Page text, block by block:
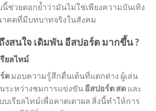
ช่วยตอกย้ำว่ามันไม่ใช่เพียงความบันเทิง
คตที่มีบทบาทจริงในสังคม
สนใจ เดิมพัน อีสปอร์ต มากขึ้น ?
ยลไทม์
ต มอบความรู้สึกตื่นเต้นที่แตกต่าง ผู้เล่น
ระหว่างชมการแข่งขัน อีสปอร์ต สด และ
บเรียลไทม์เพื่อคาดเดาผล สิ่งนี้ทำให้การ